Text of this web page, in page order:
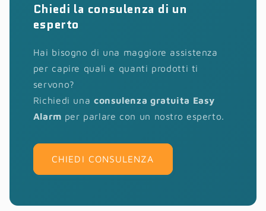
Chiedi la consulenza di un
esperto
Hai bisogno di una maggiore assistenza
per capire quali e quanti prodotti ti
servono?
Richiedi una consulenza gratuita Easy
Alarm per parlare con un nostro esperto.
CHIEDI CONSULENZA